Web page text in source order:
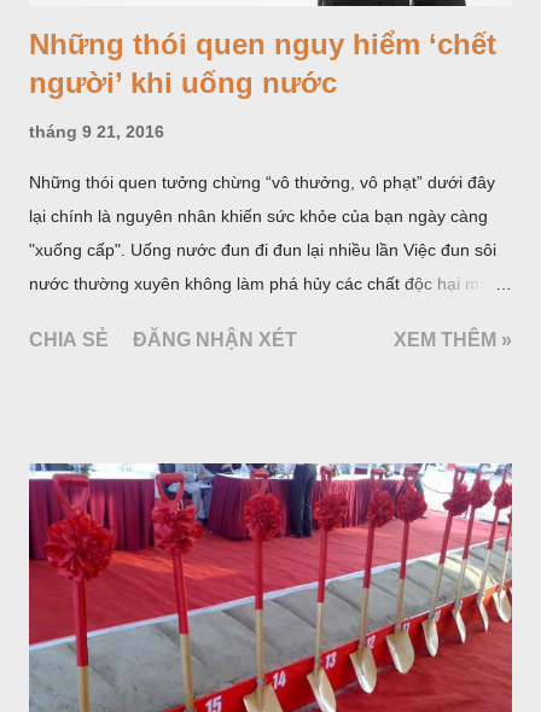
Những thói quen nguy hiểm ‘chết
người’ khi uống nước
tháng 9 21, 2016
Những thói quen tưởng chừng “vô thưởng, vô phạt” dưới đây
lại chính là nguyên nhân khiến sức khỏe của bạn ngày càng
"xuống cấp". Uống nước đun đi đun lại nhiều lần Việc đun sôi
nước thường xuyên không làm phá hủy các chất độc hại mà
sức khoẻ sẽ xảy ra. Trong nước thông thường có chứa hàm
trong nước sẽ tăng lên. Uống nước đun đi đun lại nhiều lần là
một trong những thói quen cần loại bỏ Chẳng hạn như canxi,
gây ra sự hình thành của sỏi trong cơ thể, trở thành có hại,
nếu nước đó được tiêu thụ thường xuyên. Ngoài ra việc đun lại
nước thường xuyên còn làm tăng một số chất độc hại như:
Thạch tín, Nitrat, Flo. Như vậy, chúng ta không nên uống nước
đun lại nhiều lần. Điều này là không tốt cho sức khỏe.
CHIA SẺ ĐĂNG NHẬN XÉT XEM THÊM »